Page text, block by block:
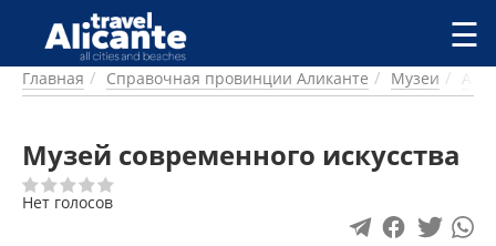
Перейти к основному содержанию
ГОРОДА
ПИТАНИЕ
ПРОЖИВАНИЕ
ПЛЯЖИ
☰
Главная Справочная провинции Аликанте Музеи
Музей современного искусства
Нет голосов